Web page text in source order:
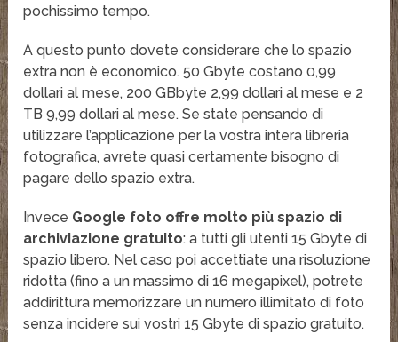
pochissimo tempo.
A questo punto dovete considerare che lo spazio
extra non è economico. 50 Gbyte costano 0,99
dollari al mese, 200 GBbyte 2,99 dollari al mese e 2
TB 9,99 dollari al mese. Se state pensando di
utilizzare l’applicazione per la vostra intera libreria
fotografica, avrete quasi certamente bisogno di
pagare dello spazio extra.
Invece Google foto offre molto più spazio di
archiviazione gratuito: a tutti gli utenti 15 Gbyte di
spazio libero. Nel caso poi accettiate una risoluzione
ridotta (fino a un massimo di 16 megapixel), potrete
addirittura memorizzare un numero illimitato di foto
senza incidere sui vostri 15 Gbyte di spazio gratuito.